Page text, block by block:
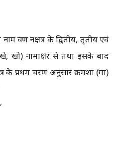
नक्षत्र के द्वितीय, तृतीय एवं
खो) नामाक्षर से तथा इसके बाद
के प्रथम चरण अनुसार क्रमशः (गा)